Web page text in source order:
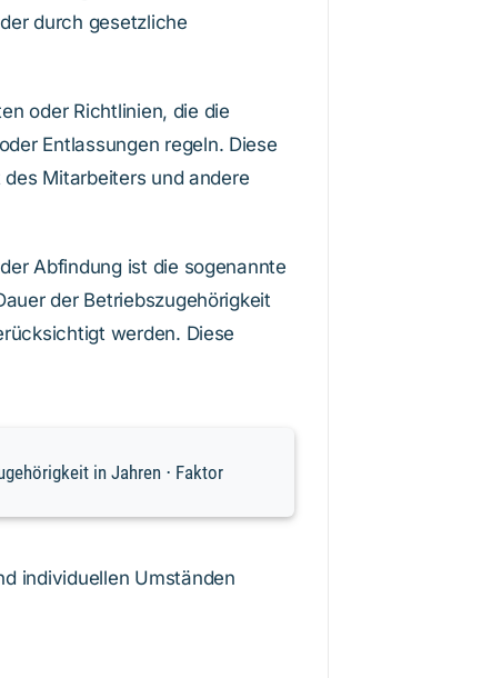
durch gesetzliche
oder Richtlinien, die die
Entlassungen regeln. Diese
Mitarbeiters und andere
Abfindung ist die sogenannte
der Betriebszugehörigkeit
werden. Diese
in Jahren ⋅ Faktor
individuellen Umständen